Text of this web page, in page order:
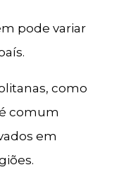
pode variar
como
comum
em